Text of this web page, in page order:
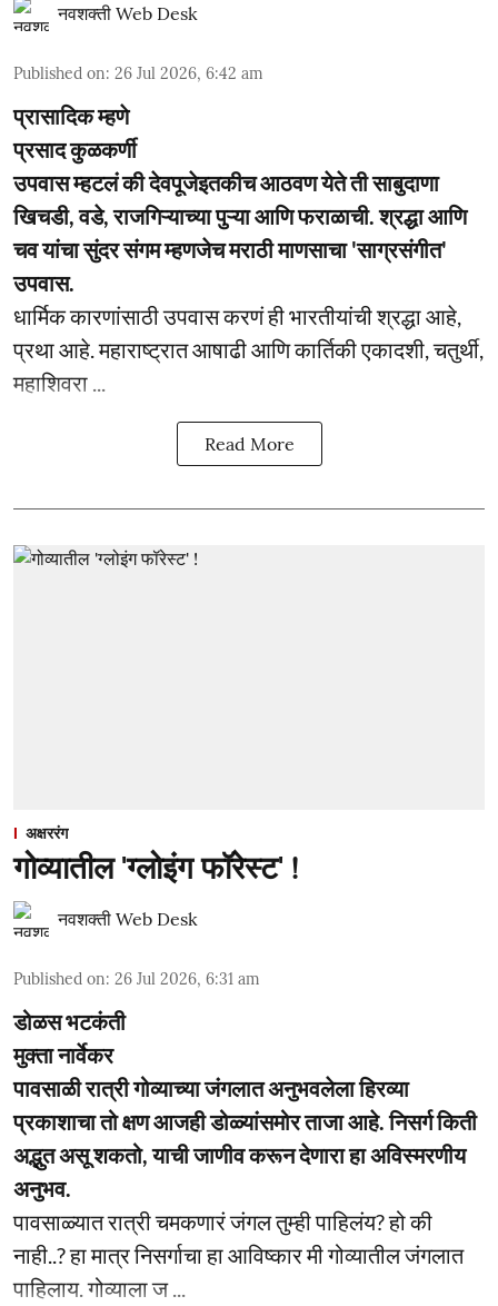
नवशक्ती Web Desk
Published on: 26 Jul 2026, 6:42 am
प्रासादिक म्हणे
प्रसाद कुळकर्णी
उपवास म्हटलं की देवपूजेइतकीच आठवण येते ती साबुदाणा
खिचडी, वडे, राजगिऱ्याच्या पुऱ्या आणि फराळाची. श्रद्धा आणि
चव यांचा सुंदर संगम म्हणजेच मराठी माणसाचा 'साग्रसंगीत'
उपवास.
धार्मिक कारणांसाठी उपवास करणं ही भारतीयांची श्रद्धा आहे,
प्रथा आहे. महाराष्ट्रात आषाढी आणि कार्तिकी एकादशी, चतुर्थी,
महाशिवरा ...
Read More
अक्षररंग
गोव्यातील 'ग्लोइंग फॉरेस्ट' !
नवशक्ती Web Desk
Published on: 26 Jul 2026, 6:31 am
डोळस भटकंती
मुक्ता नार्वेकर
पावसाळी रात्री गोव्याच्या जंगलात अनुभवलेला हिरव्या
प्रकाशाचा तो क्षण आजही डोळ्यांसमोर ताजा आहे. निसर्ग किती
अद्भुत असू शकतो, याची जाणीव करून देणारा हा अविस्मरणीय
अनुभव.
पावसाळ्यात रात्री चमकणारं जंगल तुम्ही पाहिलंय? हो की
नाही..? हा मात्र निसर्गाचा हा आविष्कार मी गोव्यातील जंगलात
पाहिलाय. गोव्याला ज ...